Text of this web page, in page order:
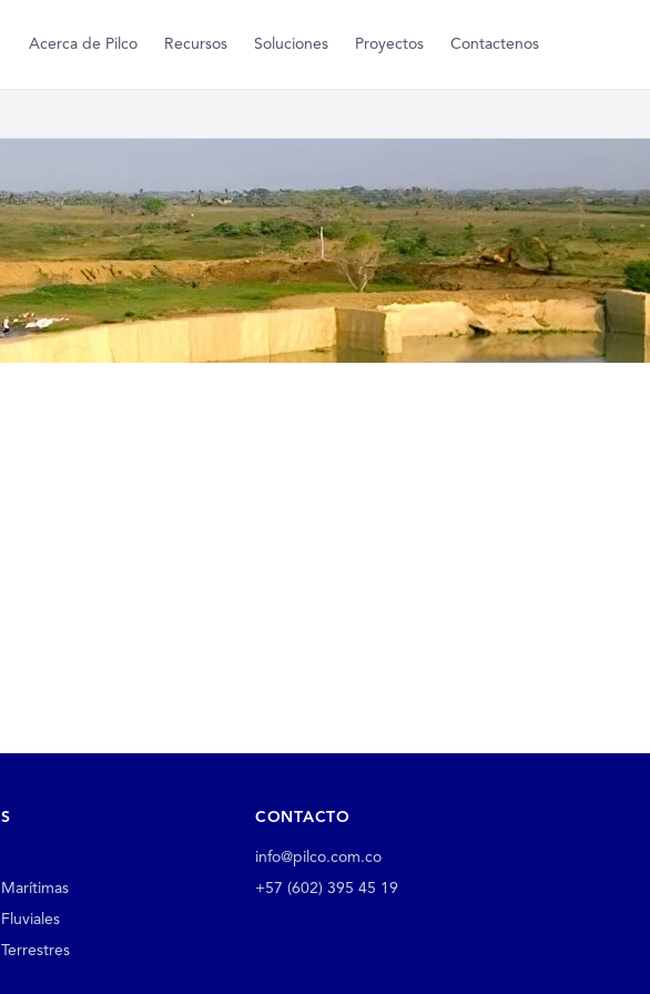
Acerca de Pilco Recursos Soluciones Proyectos Contactenos
CONTACTO
info@pilco.com.co
+57 (602) 395 45 19